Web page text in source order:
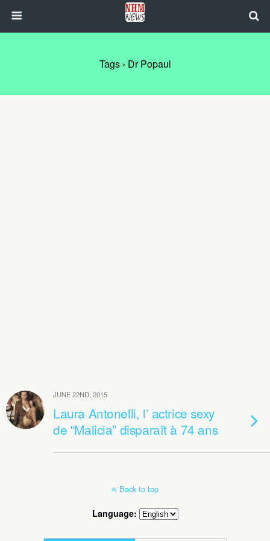
Tags › Dr Popaul
JUNE 22ND, 2015
Laura Antonelli, l’ actrice sexy
de “Malicia” disparaît à 74 ans
Back to top
Language: